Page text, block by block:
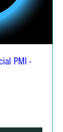
PMI -